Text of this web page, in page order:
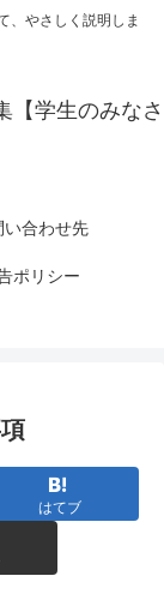
、やさしく説明しま
【学生のみなさ
い合わせ先
ポリシー
はてブ